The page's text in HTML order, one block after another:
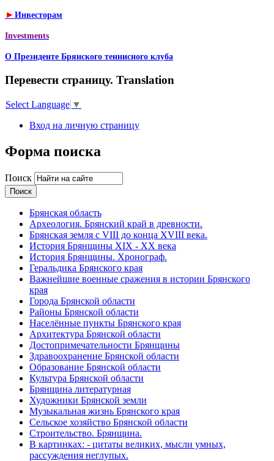
► Инвесторам
Investments
О Президенте Брянского теннисного клуба
Перевести страницу. Translation
Select Language ▼
Вход на личную страницу
Форма поиска
Поиск
Брянская область
Археология. Брянский край в древности.
Брянская земля с VIII до конца XVIII века.
История Брянщины XIX - XX века
История Брянщины. Хронограф.
Геральдика Брянского края
Важнейшие военные сражения в истории Брянского
края
Города Брянской области
Районы Брянской области
Населённые пункты Брянского края
Архитектура Брянской области
Достопримечательности Брянщины
Здравоохранение Брянской области
Образование Брянской области
Культура Брянской области
Брянщина литературная
Художники Брянской земли
Музыкальная жизнь Брянского края
Сельское хозяйство Брянской области
Строительство. Брянщина.
В картинках: - цитаты великих, мысли умных,
рассуждения неглупых.